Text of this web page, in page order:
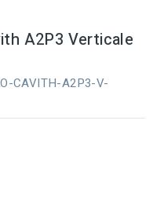
A2P3 Verticale
CAVITH-A2P3-V-